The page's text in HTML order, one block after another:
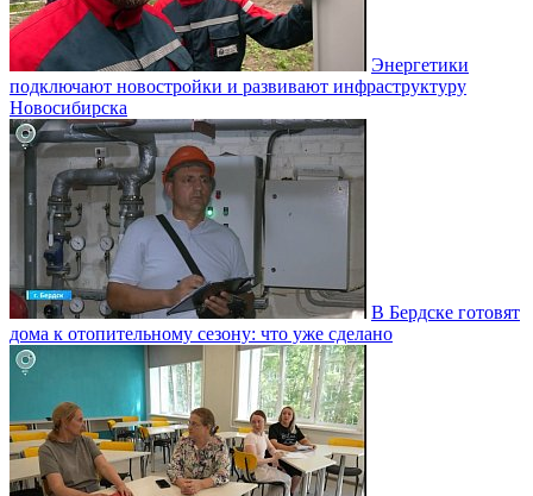
Энергетики
подключают новостройки и развивают инфраструктуру
Новосибирска
В Бердске готовят
дома к отопительному сезону: что уже сделано